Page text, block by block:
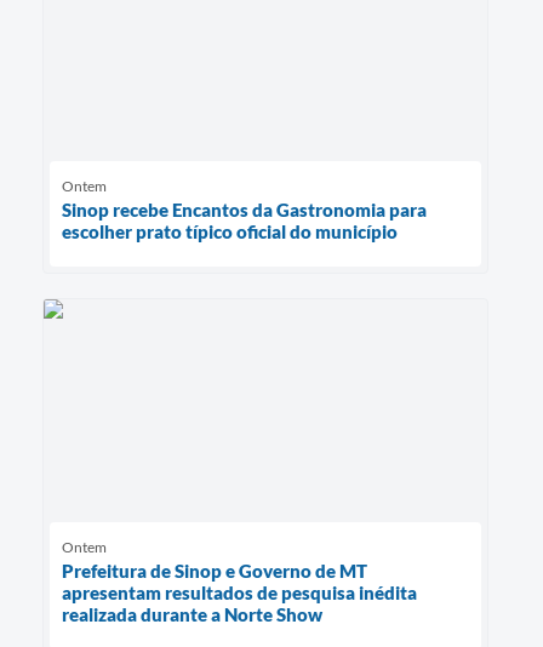
Ontem
Sinop recebe Encantos da Gastronomia para
escolher prato típico oficial do município
Ontem
Prefeitura de Sinop e Governo de MT
apresentam resultados de pesquisa inédita
realizada durante a Norte Show